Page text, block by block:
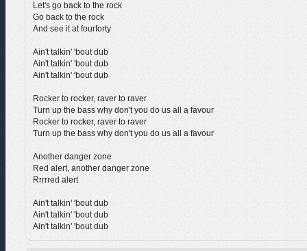
Let's go back to the rock
Go back to the rock
And see it at fourforty
Ain't talkin' 'bout dub
Ain't talkin' 'bout dub
Ain't talkin' 'bout dub
Rocker to rocker, raver to raver
Turn up the bass why don't you do us all a favour
Rocker to rocker, raver to raver
Turn up the bass why don't you do us all a favour
Another danger zone
Red alert, another danger zone
Rrrrred alert
Ain't talkin' 'bout dub
Ain't talkin' 'bout dub
Ain't talkin' 'bout dub